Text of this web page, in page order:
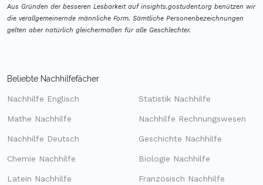
Aus Gründen der besseren Lesbarkeit auf insights.gostudent.org benützen wir
die verallgemeinernde männliche Form. Sämtliche Personenbezeichnungen
gelten aber natürlich gleichermaßen für alle Geschlechter.
Beliebte Nachhilfefächer
Nachhilfe Englisch
Mathe Nachhilfe
Nachhilfe Deutsch
Chemie Nachhilfe
Latein Nachhilfe
Statistik Nachhilfe
Nachhilfe Rechnungswesen
Geschichte Nachhilfe
Biologie Nachhilfe
Französisch Nachhilfe